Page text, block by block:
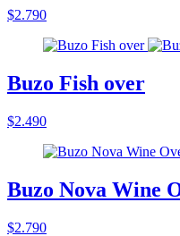
$2.790
Buzo Fish over
$2.490
Buzo Nova Wine
$2.790